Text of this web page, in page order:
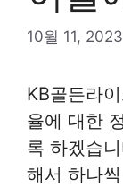
10월 11, 2023
KB골든라
율에 대한
록 하겠습
해서 하나